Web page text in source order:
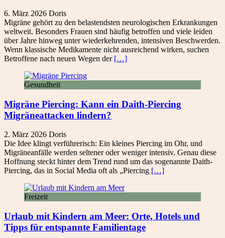
6. März 2026 Doris
Migräne gehört zu den belastendsten neurologischen Erkrankungen
weltweit. Besonders Frauen sind häufig betroffen und viele leiden
über Jahre hinweg unter wiederkehrenden, intensiven Beschwerden.
Wenn klassische Medikamente nicht ausreichend wirken, suchen
Betroffene nach neuen Wegen der […]
Gesundheit
Migräne Piercing: Kann ein Daith-Piercing
Migräneattacken lindern?
2. März 2026 Doris
Die Idee klingt verführerisch: Ein kleines Piercing im Ohr, und
Migräneanfälle werden seltener oder weniger intensiv. Genau diese
Hoffnung steckt hinter dem Trend rund um das sogenannte Daith-
Piercing, das in Social Media oft als „Piercing […]
Freizeit
Urlaub mit Kindern am Meer: Orte, Hotels und
Tipps für entspannte Familientage